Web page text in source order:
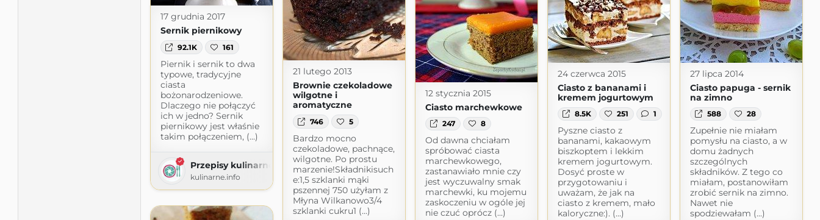
17 grudnia 2017
Sernik piernikowy
92.1K 161
Piernik i sernik to dwa
typowe, tradycyjne
ciasta
bożonarodzeniowe.
Dlaczego nie połączyć
ich w jedno? Sernik
piernikowy jest właśnie
takim połączeniem, (...)
Przepisy kulinarne ze zdjęciami
kulinarne.info
21 lutego 2013
Brownie czekoladowe
wilgotne i
aromatyczne
746 5
Bardzo mocno
czekoladowe, pachnące,
wilgotne. Po prostu
marzenie!Składnikisuch
e:1,5 szklanki mąki
pszennej 750 użyłam z
Młyna Wilkanowo3/4
szklanki cukru1 (...)
24 czerwca 2015
Ciasto z bananami i
kremem jogurtowym
8.5K 251 1
Pyszne ciasto z
bananami, kakaowym
biszkoptem i lekkim
kremem jogurtowym.
Dosyć proste w
przygotowaniu i
uważam, że jak na
ciasto z kremem, mało
kaloryczne:). (...)
27 lipca 2014
Ciasto papuga - sernik
na zimno
588 28
Zupełnie nie miałam
pomysłu na ciasto, a w
domu żadnych
szczególnych
składników. Z tego co
miałam, postanowiłam
zrobić sernik na zimno.
Nawet nie
spodziewałam (...)
12 stycznia 2015
Ciasto marchewkowe
247 8
Od dawna chciałam
spróbować ciasta
marchewkowego,
zastanawiało mnie czy
jest wyczuwalny smak
marchewki, ku mojemu
zaskoczeniu w ogóle jej
nie czuć oprócz (...)